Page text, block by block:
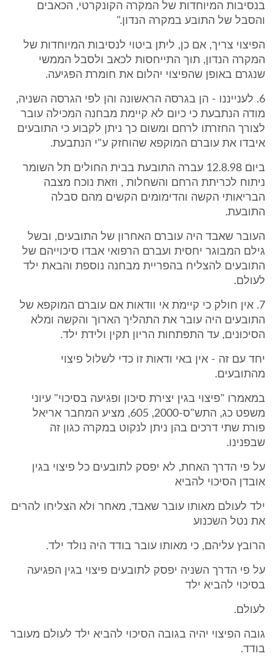
בנסיבות המיוחדות של המקרה הקונקרטי, הכאבים
והסבל של התובע במקרה הנדון."
הפיצוי צריך, אם כן, ליתן ביטוי לנסיבות המיוחדות של
המקרה הנדון, תוך התייחסות לכאב ולסבל הממשי
שנגרם באופן שהפיצוי יהלום את חומרת הפגיעה.
6. לענייננו - הן בגרסה הראשונה והן לפי הגרסה השניה,
מודה הנתבעת כי כיום לא קיימת מבחנה המכילה עובר
לצורך החזרתו לרחם ומשום כך ניתן לקבוע כי התובעים
איבדו את עוברם המוקפא שהוחזק ע"י הנתבעת.
ביום 12.8.98 עברה התובעת בבית החולים תל השומר
ניתוח לכריתת הרחם והשחלות , וזאת נוכח מצבה
הבריאותי הקשה והדימומים הקשים מהם סבלה
התובעת.
העובר שאבד היה עוברם האחרון של התובעים, ובשל
גילם המבוגר יחסית ועברם הרפואי אבדו סיכוייהם של
התובעים להצליח בהפריית מבחנה נוספת והבאת ילד
לעולם.
7. אין חולק כי קיימת אי וודאות אם עוברם המוקפא של
התובעים היה עובר את התהליך הארוך והקשה ומלא
הסיכונים, עד התפתחות הריון תקין ולידת ילד.
יחד עם זה - אין באי ודאות זו כדי לשלול פיצוי
מהתובעים.
במאמרו "פיצוי בגין יצירת סיכון ופגיעה בסיכוי" עיוני
משפט כג, התש"ס-2000, 605, מציע המחבר אריאל
פורת שתי דרכים בהן ניתן לנקוט במקרה כגון זה
שבפנינו.
על פי הדרך האחת, לא יפסק לתובעים כל פיצוי בגין
אובדן הסיכוי להביא
ילד לעולם מאותו עובר שאבד, מאחר ולא הצליחו להרים
את נטל השכנוע
הרובץ עליהם, כי מאותו עובר בודד היה נולד ילד.
על פי הדרך השניה יפסק לתובעים פיצוי בגין הפגיעה
בסיכוי להביא ילד
לעולם.
גובה הפיצוי יהיה בגובה הסיכוי להביא ילד לעולם מעובר
בודד.